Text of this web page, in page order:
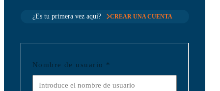
¿Es tu primera vez aquí? CREAR UNA CUENTA
Nombre de usuario *